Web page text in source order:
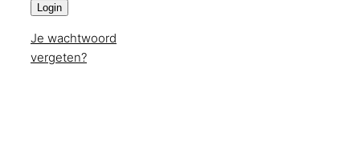
Login
Je wachtwoord
vergeten?